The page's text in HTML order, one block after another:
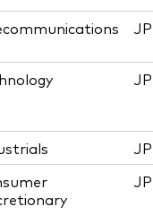
JP
JP
JP
JP